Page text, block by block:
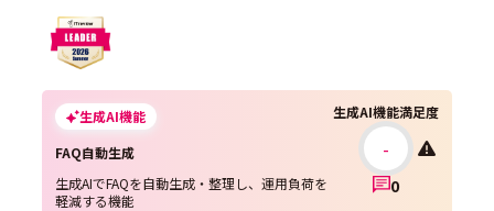
生成AI機能
FAQ自動生成
生成AIでFAQを自動生成・整理し、運用負荷を
軽減する機能
生成AI機能満足度
-
0